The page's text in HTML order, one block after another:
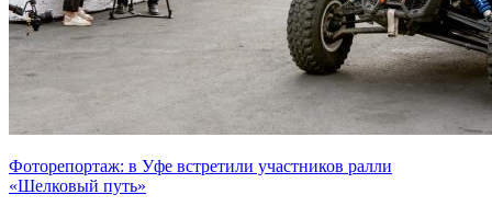
Фоторепортаж: в Уфе встретили участников ралли
«Шелковый путь»